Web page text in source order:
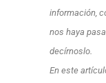
información,
nos haya
decírnoslo.
En este